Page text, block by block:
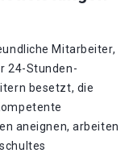
Mitarbeiter,
24-Stunden-
besetzt, die
aneignen, arbeiten